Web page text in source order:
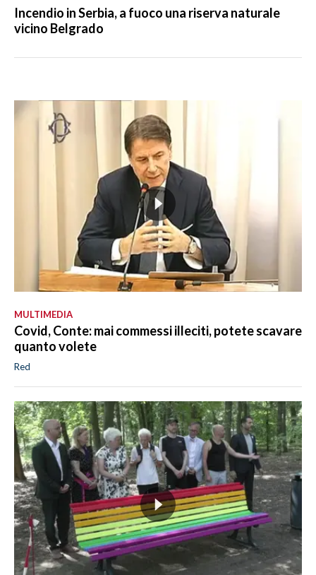
Incendio in Serbia, a fuoco una riserva naturale
vicino Belgrado
MULTIMEDIA
Covid, Conte: mai commessi illeciti, potete scavare
quanto volete
Red